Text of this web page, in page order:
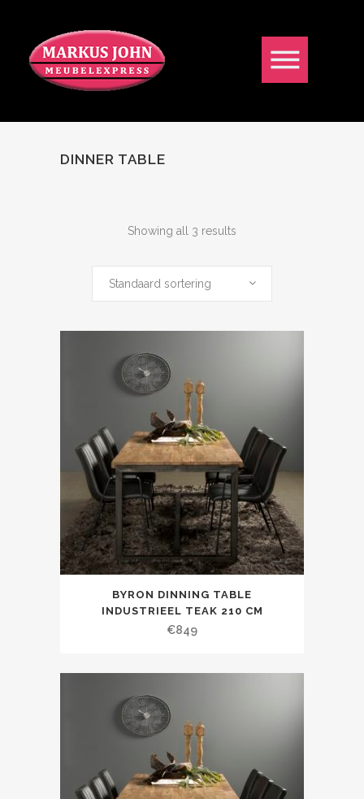
DINNER TABLE
Showing all 3 results
Standaard sortering
BYRON DINNING TABLE
INDUSTRIEEL TEAK 210 CM
€849